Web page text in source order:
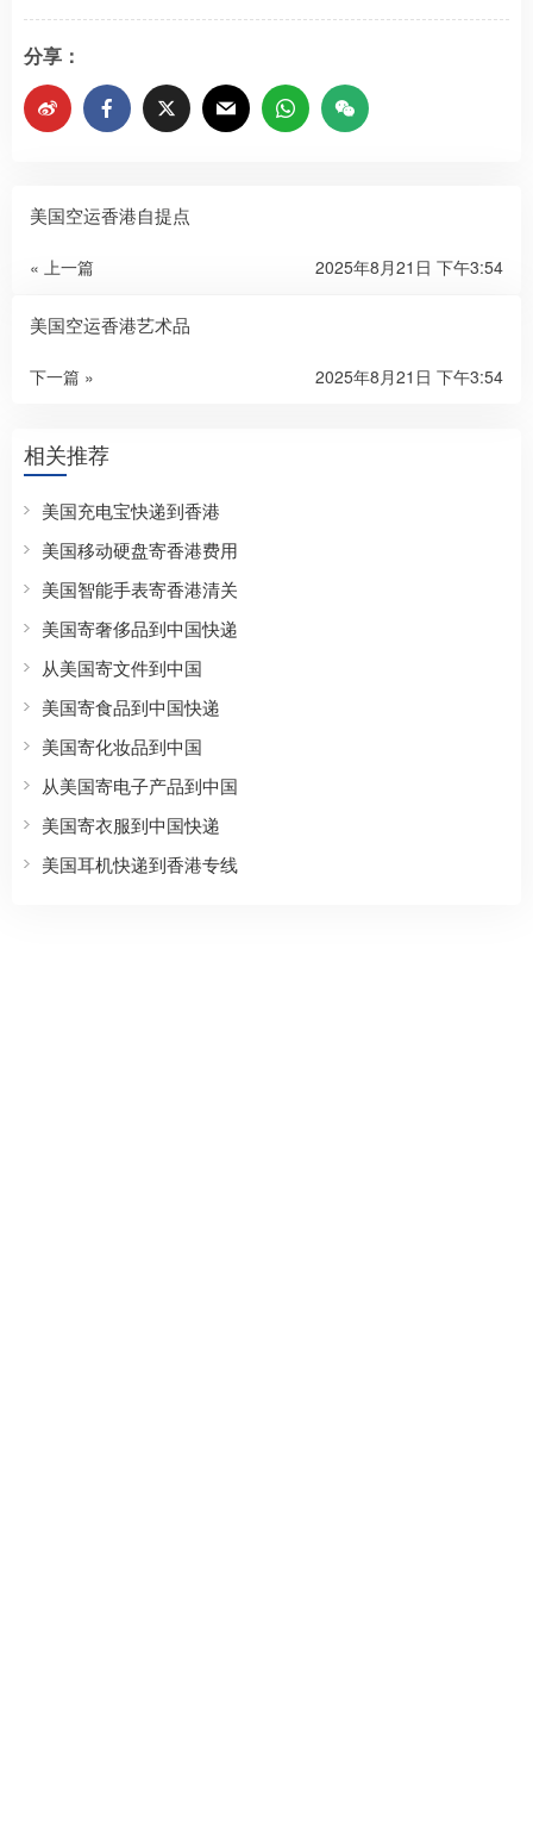
分享：
美国空运香港自提点
« 上一篇 2025年8月21日 下午3:54
美国空运香港艺术品
下一篇 » 2025年8月21日 下午3:54
相关推荐
美国充电宝快递到香港
美国移动硬盘寄香港费用
美国智能手表寄香港清关
美国寄奢侈品到中国快递
从美国寄文件到中国
美国寄食品到中国快递
美国寄化妆品到中国
从美国寄电子产品到中国
美国寄衣服到中国快递
美国耳机快递到香港专线